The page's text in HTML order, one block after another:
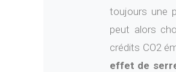
toujours une
peut alors
crédits CO2
effet de